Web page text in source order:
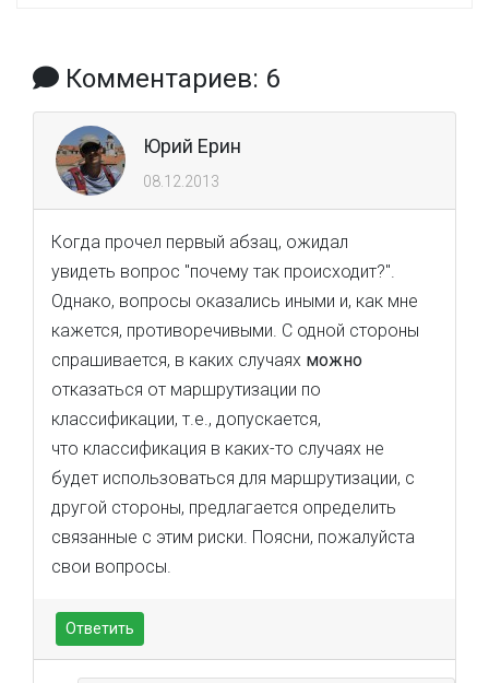
Комментариев: 6
Юрий Ерин
08.12.2013
Когда прочел первый абзац, ожидал
увидеть вопрос "почему так происходит?".
Однако, вопросы оказались иными и, как мне
кажется, противоречивыми. С одной стороны
спрашивается, в каких случаях можно
отказаться от маршрутизации по
классификации, т.е., допускается,
что классификация в каких-то случаях не
будет использоваться для маршрутизации, с
другой стороны, предлагается определить
связанные с этим риски. Поясни, пожалуйста
свои вопросы.
Ответить